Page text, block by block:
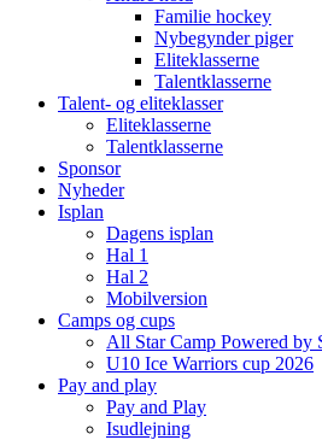
Familie hockey
Nybegynder piger
Eliteklasserne
Talentklasserne
Talent- og eliteklasser
Eliteklasserne
Talentklasserne
Sponsor
Nyheder
Isplan
Dagens isplan
Hal 1
Hal 2
Mobilversion
Camps og cups
All Star Camp Powered by
U10 Ice Warriors cup 2026
Pay and play
Pay and Play
Isudlejning